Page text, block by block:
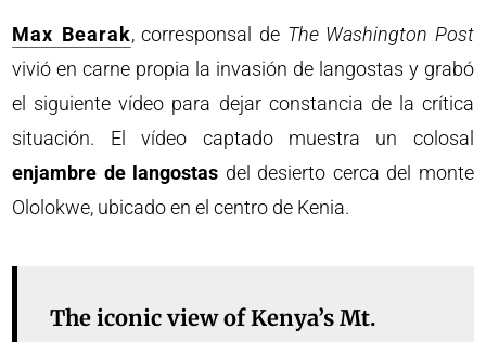
Max Bearak, corresponsal de The Washington Post
vivió en carne propia la invasión de langostas y grabó
el siguiente vídeo para dejar constancia de la crítica
situación. El vídeo captado muestra un colosal
enjambre de langostas del desierto cerca del monte
Ololokwe, ubicado en el centro de Kenia.
The iconic view of Kenya’s Mt.